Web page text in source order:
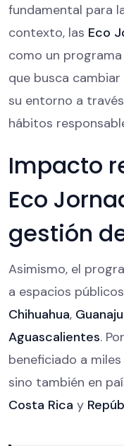
fundamental para
contexto, las Eco
como un
que busca
su entorno a
hábitos
Impacto
Eco
gestión
Asimismo, el
a espacios
Chihuahua,
Aguascalientes.
beneficiado a
sino también en
Costa Rica y